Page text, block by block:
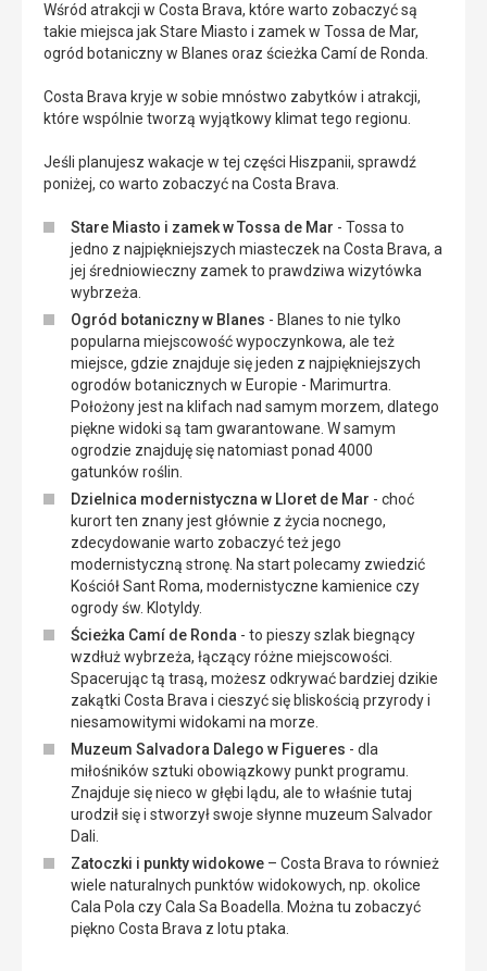
Wśród atrakcji w Costa Brava, które warto zobaczyć są
takie miejsca jak Stare Miasto i zamek w Tossa de Mar,
ogród botaniczny w Blanes oraz ścieżka Camí de Ronda.
Costa Brava kryje w sobie mnóstwo zabytków i atrakcji,
które wspólnie tworzą wyjątkowy klimat tego regionu.
Jeśli planujesz wakacje w tej części Hiszpanii, sprawdź
poniżej, co warto zobaczyć na Costa Brava.
Stare Miasto i zamek w Tossa de Mar - Tossa to
jedno z najpiękniejszych miasteczek na Costa Brava, a
jej średniowieczny zamek to prawdziwa wizytówka
wybrzeża.
Ogród botaniczny w Blanes - Blanes to nie tylko
popularna miejscowość wypoczynkowa, ale też
miejsce, gdzie znajduje się jeden z najpiękniejszych
ogrodów botanicznych w Europie - Marimurtra.
Położony jest na klifach nad samym morzem, dlatego
piękne widoki są tam gwarantowane. W samym
ogrodzie znajduję się natomiast ponad 4000
gatunków roślin.
Dzielnica modernistyczna w Lloret de Mar - choć
kurort ten znany jest głównie z życia nocnego,
zdecydowanie warto zobaczyć też jego
modernistyczną stronę. Na start polecamy zwiedzić
Kościół Sant Roma, modernistyczne kamienice czy
ogrody św. Klotyldy.
Ścieżka Camí de Ronda - to pieszy szlak biegnący
wzdłuż wybrzeża, łączący różne miejscowości.
Spacerując tą trasą, możesz odkrywać bardziej dzikie
zakątki Costa Brava i cieszyć się bliskością przyrody i
niesamowitymi widokami na morze.
Muzeum Salvadora Dalego w Figueres - dla
miłośników sztuki obowiązkowy punkt programu.
Znajduje się nieco w głębi lądu, ale to właśnie tutaj
urodził się i stworzył swoje słynne muzeum Salvador
Dali.
Zatoczki i punkty widokowe – Costa Brava to również
wiele naturalnych punktów widokowych, np. okolice
Cala Pola czy Cala Sa Boadella. Można tu zobaczyć
piękno Costa Brava z lotu ptaka.